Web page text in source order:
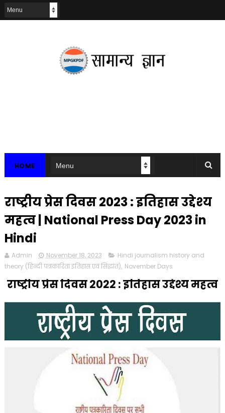
HOME
राष्ट्रीय प्रेस दिवस 2023 : इतिहास उद्देश्य
महत्व | National Press Day 2023 in
Hindi
Admin November 18, 2023
Hindi journalism history and
theory (हिन्दी पत्रकारिता इतिहास एवं सिद्धांत), November Days
राष्ट्रीय प्रेस दिवस 2022 : इतिहास उद्देश्य महत्व